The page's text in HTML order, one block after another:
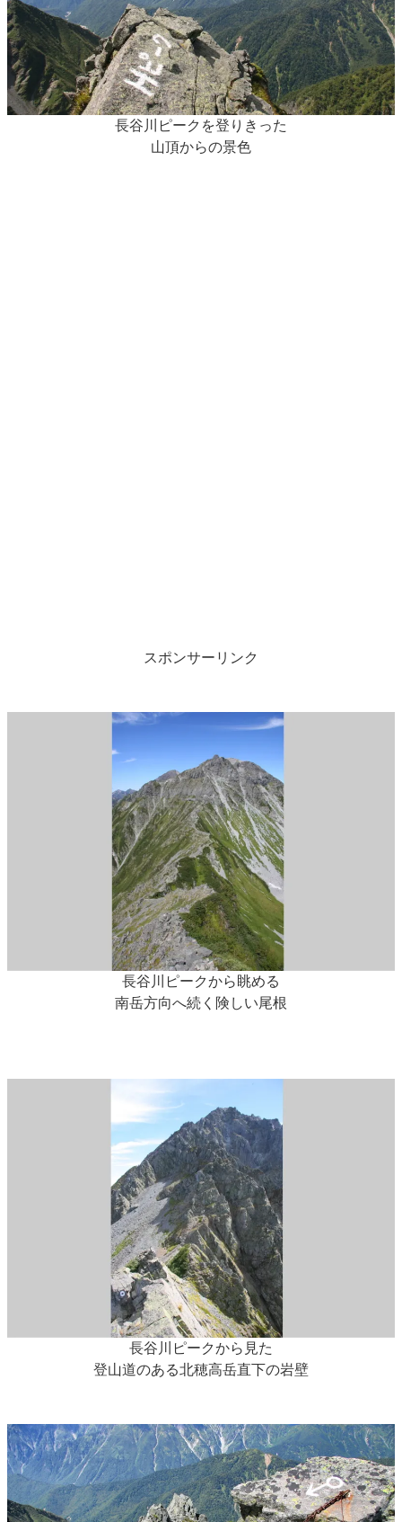
長谷川ピークを登りきった
山頂からの景色
スポンサーリンク
長谷川ピークから眺める
南岳方向へ続く険しい尾根
長谷川ピークから見た
登山道のある北穂高岳直下の岩壁